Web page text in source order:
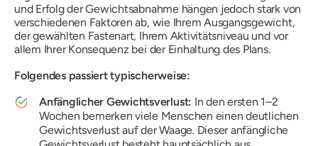
und Erfolg der Gewichtsabnahme hängen jedoch stark von
verschiedenen Faktoren ab, wie Ihrem Ausgangsgewicht,
der gewählten Fastenart, Ihrem Aktivitätsniveau und vor
allem Ihrer Konsequenz bei der Einhaltung des Plans.
Folgendes passiert typischerweise:
Anfänglicher Gewichtsverlust: In den ersten 1–2
Wochen bemerken viele Menschen einen deutlichen
Gewichtsverlust auf der Waage. Dieser anfängliche